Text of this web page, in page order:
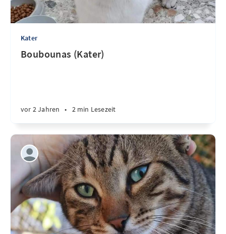
Kater
Boubounas (Kater)
vor 2 Jahren • 2 min Lesezeit